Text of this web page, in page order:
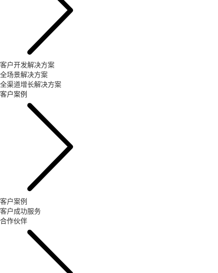
客户开发解决方案
全场景解决方案
全渠道增长解决方案
客户案例
客户案例
客户成功服务
合作伙伴